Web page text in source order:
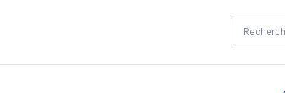
for: